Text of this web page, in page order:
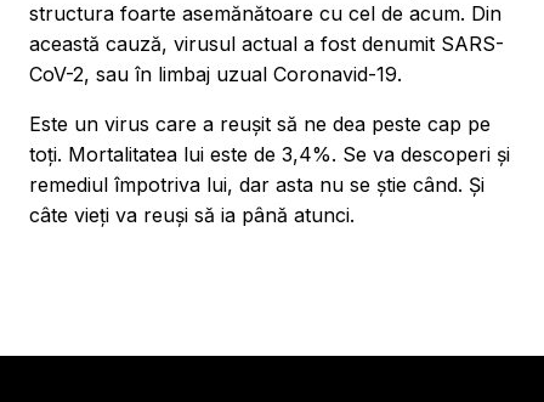
structura foarte asemănătoare cu cel de acum. Din
această cauză, virusul actual a fost denumit SARS-
CoV-2, sau în limbaj uzual Coronavid-19.
Este un virus care a reușit să ne dea peste cap pe
toți. Mortalitatea lui este de 3,4%. Se va descoperi și
remediul împotriva lui, dar asta nu se știe când. Și
câte vieți va reuși să ia până atunci.